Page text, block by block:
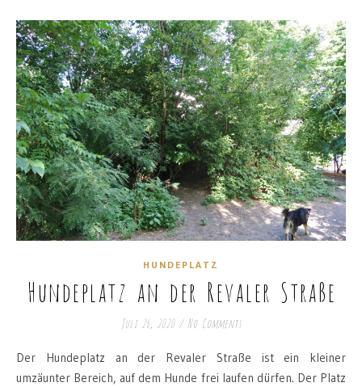
HUNDEPLATZ
Hundeplatz an der Revaler Straße
Juli 26, 2020 / No Comments
Der Hundeplatz an der Revaler Straße ist ein kleiner
umzäunter Bereich, auf dem Hunde frei laufen dürfen. Der Platz